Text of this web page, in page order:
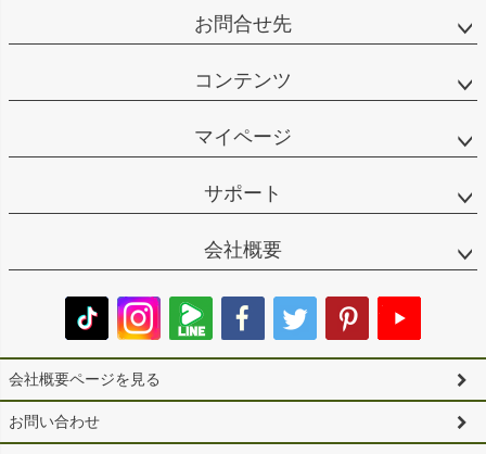
お問合せ先
コンテンツ
マイページ
サポート
会社概要
会社概要ページを見る
お問い合わせ